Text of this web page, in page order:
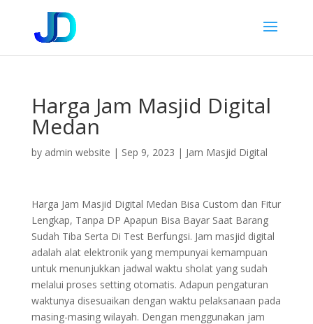
Harga Jam Masjid Digital
Medan
by admin website | Sep 9, 2023 | Jam Masjid Digital
Harga Jam Masjid Digital Medan Bisa Custom dan Fitur
Lengkap, Tanpa DP Apapun Bisa Bayar Saat Barang
Sudah Tiba Serta Di Test Berfungsi. Jam masjid digital
adalah alat elektronik yang mempunyai kemampuan
untuk menunjukkan jadwal waktu sholat yang sudah
melalui proses setting otomatis. Adapun pengaturan
waktunya disesuaikan dengan waktu pelaksanaan pada
masing-masing wilayah. Dengan menggunakan jam